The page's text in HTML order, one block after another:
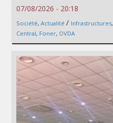
07/08/2026 - 20:18
Société, Actualité / Infrastructures,
Central, Foner, OVDA